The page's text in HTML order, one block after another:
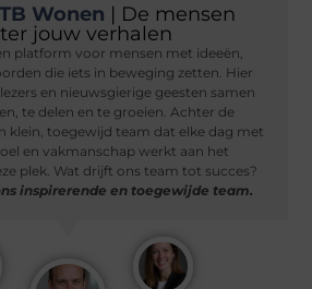
TB Wonen | De mensen
jouw verhalen
platform voor mensen met ideeën,
die iets in beweging zetten. Hier
en nieuwsgierige geesten samen
te delen en te groeien. Achter de
klein, toegewijd team dat elke dag met
en vakmanschap werkt aan het
plek. Wat drijft ons team tot succes?
inspirerende en toegewijde team.